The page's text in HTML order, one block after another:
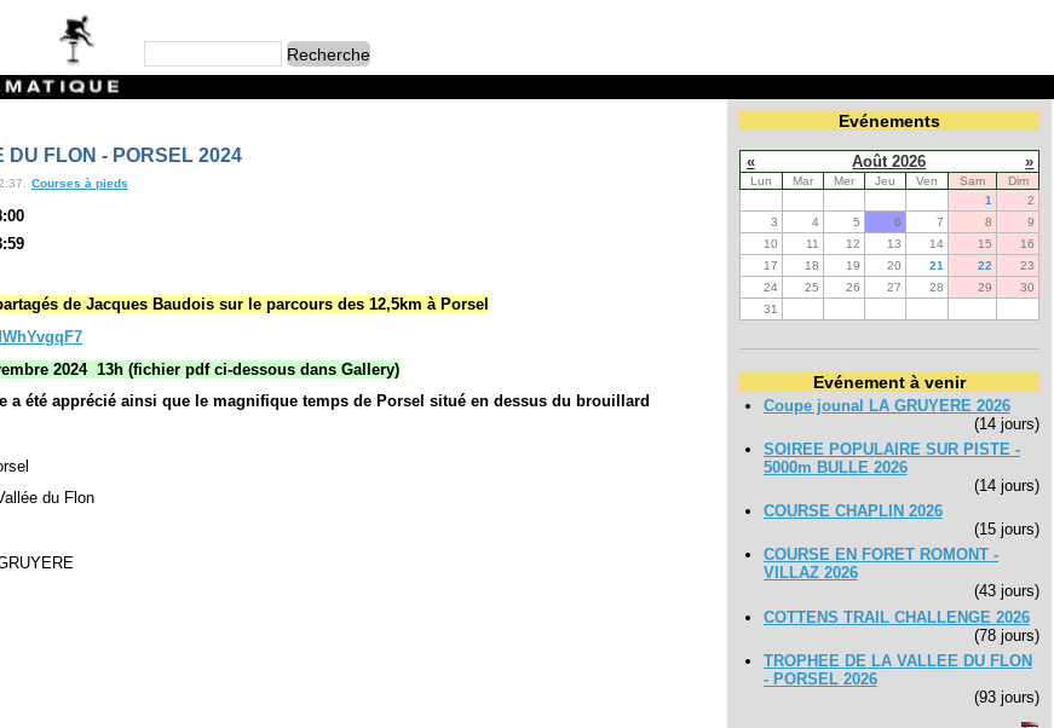
FLON - PORSEL 2024
Courses à pieds
de Jacques Baudois sur le parcours des 12,5km à Porsel
2024 13h (fichier pdf ci-dessous dans Gallery)
a été apprécié ainsi que le magnifique temps de Porsel situé en dessus du brouillard
du Flon
Evénements
« Août 2026 »
Lun Mar Mer Jeu Ven Sam
Dim
1
2
3
4 5 6 7 8
9
10
11 12 13 14 15
16
17
18 19 20 21 22
23
24
25 26 27 28 29
30
31
Evénement à venir
Coupe jounal LA GRUYERE 2026
(14 jours)
SOIREE POPULAIRE SUR PISTE -
5000m BULLE 2026
(14 jours)
COURSE CHAPLIN 2026
(15 jours)
COURSE EN FORET ROMONT -
VILLAZ 2026
(43 jours)
COTTENS TRAIL CHALLENGE 2026
(78 jours)
TROPHEE DE LA VALLEE DU FLON
- PORSEL 2026
(93 jours)